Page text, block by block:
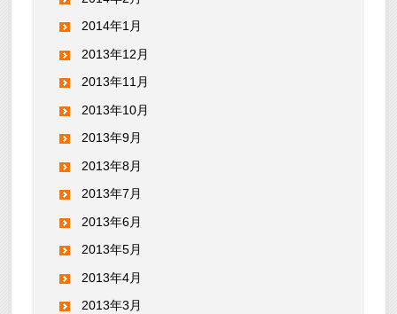
2014年1月
2013年12月
2013年11月
2013年10月
2013年9月
2013年8月
2013年7月
2013年6月
2013年5月
2013年4月
2013年3月